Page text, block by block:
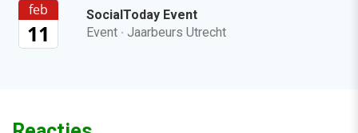
feb
11
SocialToday Event
Event · Jaarbeurs Utrecht